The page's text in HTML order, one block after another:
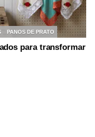
PANOS DE PRATO
para transformar